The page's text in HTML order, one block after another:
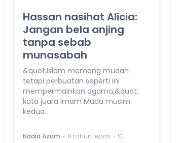
Hassan nasihat Alicia:
Jangan bela anjing
tanpa sebab
munasabah
&quot;Islam memang mudah
tetapi perbuatan seperti ini
mempermainkan agama,&quot;
kata juara Imam Muda musim
kedua.
Nadia Azam ⋅ 8 tahun lepas ⋅